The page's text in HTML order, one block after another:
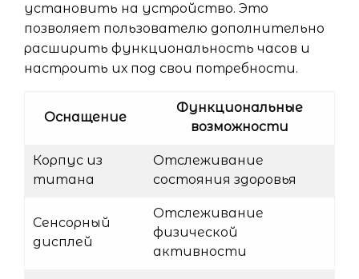
установить на устройство. Это
позволяет пользователю дополнительно
расширить функциональность часов и
настроить их под свои потребности.
Оснащение
Функциональные
возможности
Корпус из
титана
Отслеживание
состояния здоровья
Сенсорный
дисплей
Отслеживание
физической
активности